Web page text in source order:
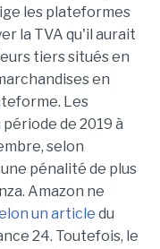
les plateformes
la TVA qu'il aurait
tiers situés en
en
Les
de 2019 à
selon
pénalité de plus
Amazon ne
un article du
24. Toutefois, le